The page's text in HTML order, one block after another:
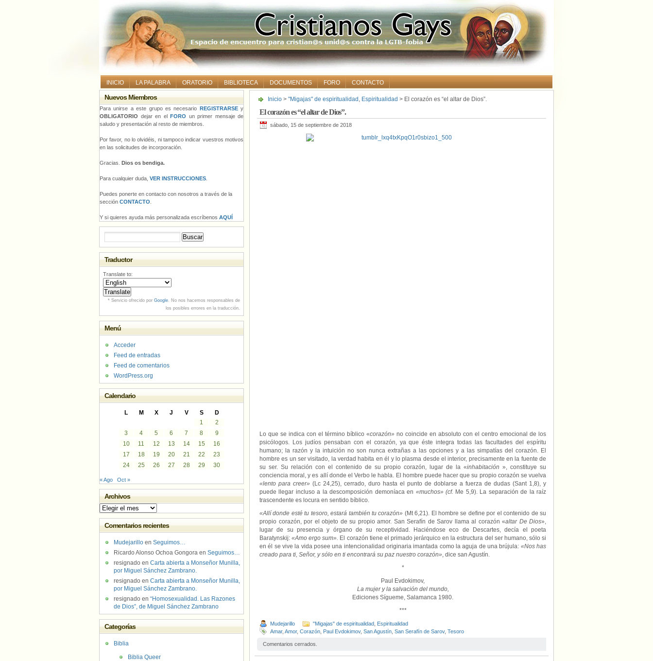
INICIO LA PALABRA ORATORIO BIBLIOTECA DOCUMENTOS FORO CONTACTO
Inicio > "Migajas" de espiritualidad , Espiritualidad > El corazón es “el altar de Dios”.
El corazón es “el altar de Dios”.
sábado, 15 de septiembre de 2018
Lo que se indica con el término bíblico «corazón» no coincide en absoluto con el centro emocional de los
psicólogos. Los judíos pensaban con el corazón, ya que éste integra todas las facultades del espíritu
humano; la razón y la intuición no son nunca extrañas a las opciones y a las simpatías del corazón. El
hombre es un ser visitado, la verdad habita en él y lo plasma desde el interior, precisamente en la fuente de
su ser. Su relación con el contenido de su propio corazón, lugar de la «inhabitación », constituye su
conciencia moral, y es allí donde el Verbo le habla. El hombre puede hacer que su propio corazón se vuelva
«lento para creer» (Lc 24,25), cerrado, duro hasta el punto de doblarse a fuerza de dudas (Sant 1,8), y
puede llegar incluso a la descomposición demoníaca en «muchos» (cf. Me 5,9). La separación de la raíz
trascendente es locura en sentido bíblico.
«Allí donde esté tu tesoro, estará también tu corazón» (Mt 6,21). El hombre se define por el contenido de su
propio corazón, por el objeto de su propio amor. San Serafín de Sarov llama al corazón «altar De Dios»,
lugar de su presencia y órgano de su receptividad. Haciéndose eco de Descartes, decía el poeta
Baratynskij:«Amo ergo sum». El corazón tiene el primado jerárquico en la estructura del ser humano, sólo si
en él se vive la vida posee una intencionalidad originaria imantada como la aguja de una brújula: «Nos has
creado para ti, Señor, y sólo en ti encontrará su paz nuestro corazón», dice san Agustín.
*
Paul Evdokimov,
La mujer y la salvación del mundo,
Ediciones Sígueme, Salamanca 1980.
***
Mudejarillo "Migajas" de espiritualidad Espiritualidad
Amar, Amor, Corazón Paul Evdokimov, San Agustín San Serafín de Sarov, Tesoro
Comentarios cerrados.
Nuevos Miembros
Para unirse a este grupo es necesario REGISTRARSEy
OBLIGATORIO dejar en el FORO un primer mensaje de
saludo y presentación al resto de miembros.
Por favor, no lo olvidéis, ni tampoco indicar vuestros motivos
en las solicitudes de incorporación.
Gracias. Dios os bendiga.
Para cualquier duda, VER INSTRUCCIONES
Puedes ponerte en contacto con nosotros a través de la
sección CONTACTO
Y si quieres ayuda más personalizada escríbenos AQUÍ
Traductor
Translate to:
* Servicio ofrecido por Google. No nos hacemos responsables de
los posibles errores en la traducción.
Menú
Acceder
Feed de entradas
Feed de comentarios
WordPress.org
Calendario
L M X J V S
D
1
2
3
4 5 6 7 8
9
10
11 12 13 14 15
16
17
18 19 20 21 22
23
24
25 26 27 28 29 30
« Ago Oct »
Archivos
Archivos
Comentarios recientes
Mudejarillo en Seguimos…
Ricardo Alonso Ochoa Gongora en Seguimos…
resignado en Carta abierta a Monseñor Munilla,
por Miguel Sánchez Zambrano.
resignado en Carta abierta a Monseñor Munilla,
por Miguel Sánchez Zambrano.
resignado en “Homosexualidad. Las Razones
de Dios”, de Miguel Sánchez Zambrano
Categorías
Biblia
Biblia Queer